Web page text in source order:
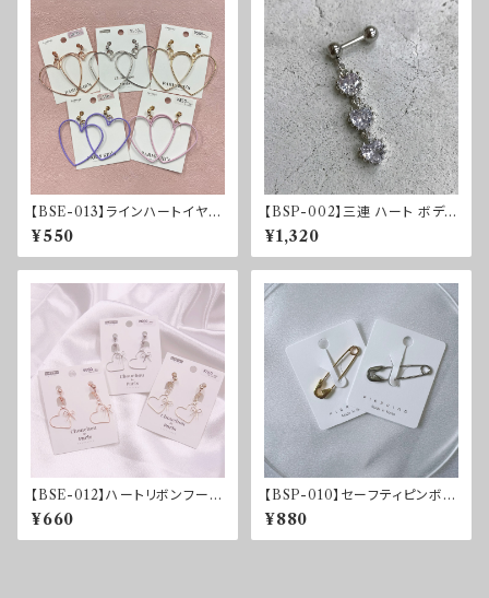
【BSE-013】ラインハートイヤリ
ング
¥550
【BSP-002】三連 ハート ボディ
ーピアス
¥1,320
【BSE-012】ハートリボンフープ
イヤリング
¥660
【BSP-010】セーフティピンボデ
ィピアス
¥880